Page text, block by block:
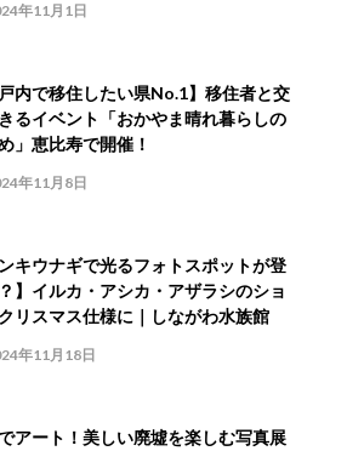
年11月1日
戸内で移住したい県No.1】移住者と交
るイベント「おかやま晴れ暮らしの
」恵比寿で開催！
年11月8日
ンキウナギで光るフォトスポットが登
】イルカ・アシカ・アザラシのショ
リスマス仕様に｜しながわ水族館
年11月18日
アート！美しい廃墟を楽しむ写真展